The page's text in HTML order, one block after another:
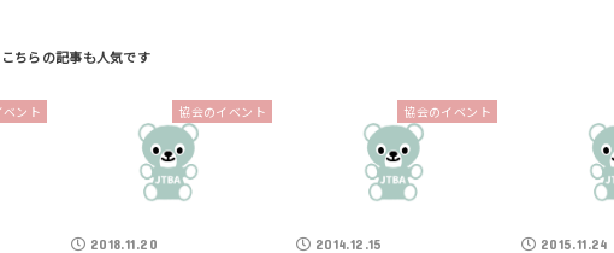
ント 協会のイベント
2018.11.20
協会のイベント
2014.12.15 2015.11.24